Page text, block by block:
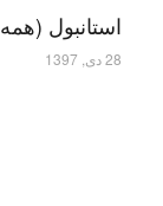
استانبول
28 دی, 1397